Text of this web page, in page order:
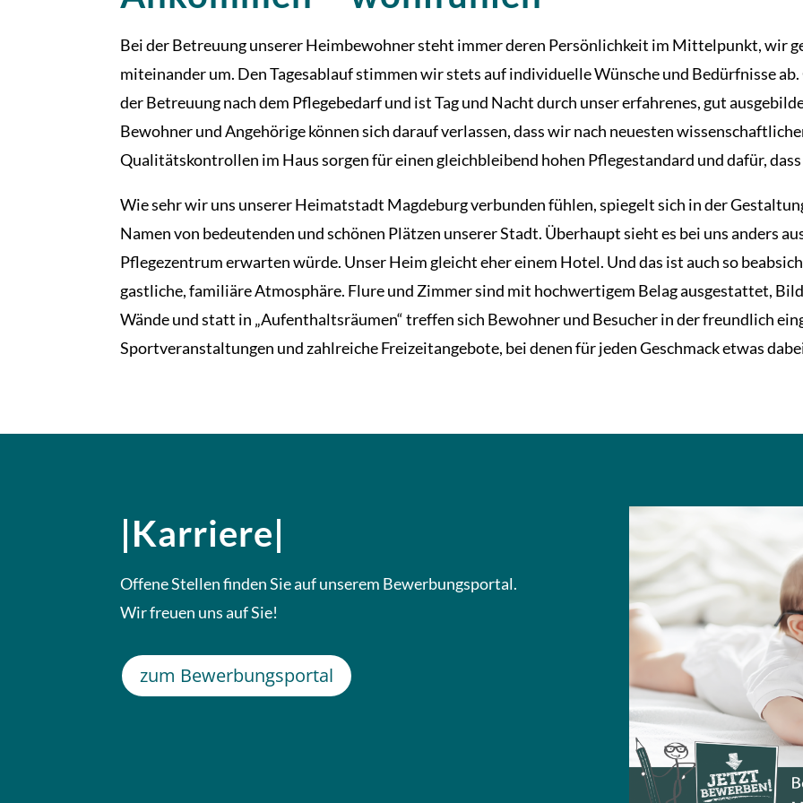
Bei der Betreuung unserer Heimbewohner steht immer deren Persönlichkeit im Mittelpunkt, wir
miteinander um. Den Tagesablauf stimmen wir stets auf individuelle Wünsche und Bedürfnisse
der Betreuung nach dem Pflegebedarf und ist Tag und Nacht durch unser erfahrenes, gut
Bewohner und Angehörige können sich darauf verlassen, dass wir nach neuesten
Qualitätskontrollen im Haus sorgen für einen gleichbleibend hohen Pflegestandard und dafür,
Wie sehr wir uns unserer Heimatstadt Magdeburg verbunden fühlen, spiegelt sich in der
Namen von bedeutenden und schönen Plätzen unserer Stadt. Überhaupt sieht es bei uns anders
Pflegezentrum erwarten würde. Unser Heim gleicht eher einem Hotel. Und das ist auch so
gastliche, familiäre Atmosphäre. Flure und Zimmer sind mit hochwertigem Belag ausgestattet,
Wände und statt in „Aufenthaltsräumen“ treffen sich Bewohner und Besucher in der freundlich
Sportveranstaltungen und zahlreiche Freizeitangebote, bei denen für jeden Geschmack etwas
|Karriere|
Offene Stellen finden Sie auf unserem Bewerbungsportal.
Wir freuen uns auf Sie!
zum Bewerbungsportal